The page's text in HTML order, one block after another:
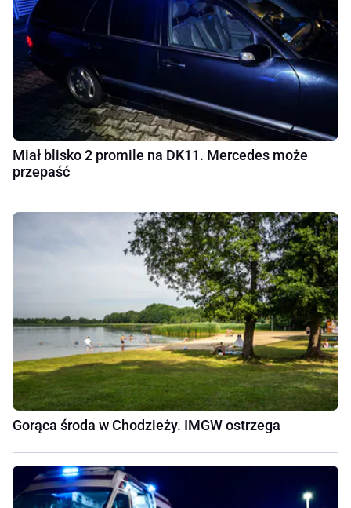
Miał blisko 2 promile na DK11. Mercedes może
przepaść
Gorąca środa w Chodzieży. IMGW ostrzega